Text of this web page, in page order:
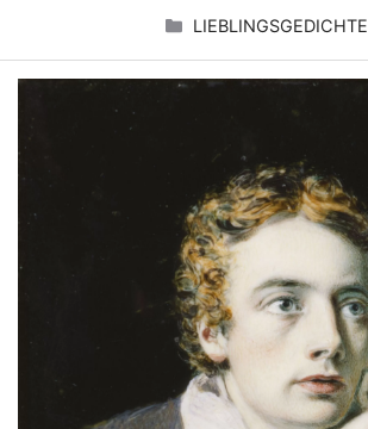
KATEGORIEN
LIEBLINGSGEDICHTE